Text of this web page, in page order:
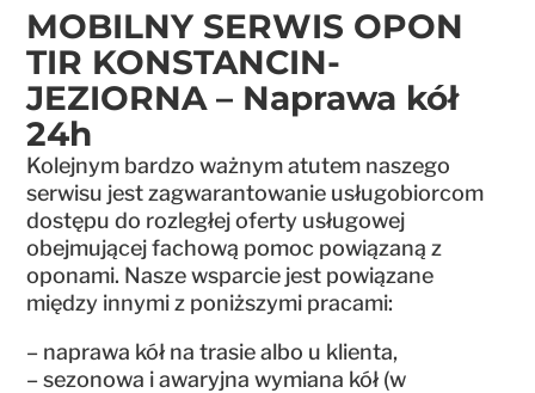
MOBILNY SERWIS OPON
TIR KONSTANCIN-
JEZIORNA – Naprawa kół
24h
Kolejnym bardzo ważnym atutem naszego
serwisu jest zagwarantowanie usługobiorcom
dostępu do rozległej oferty usługowej
obejmującej fachową pomoc powiązaną z
oponami. Nasze wsparcie jest powiązane
między innymi z poniższymi pracami:
– naprawa kół na trasie albo u klienta,
– sezonowa i awaryjna wymiana kół (w